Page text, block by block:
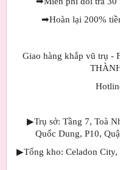
➡Hoàn lại 200%
Giao hàng khắp vũ trụ -
▶Trụ sở: Tầng 7, Toà
Quốc Dung, P10,
▶Tổng kho: Celadon City,